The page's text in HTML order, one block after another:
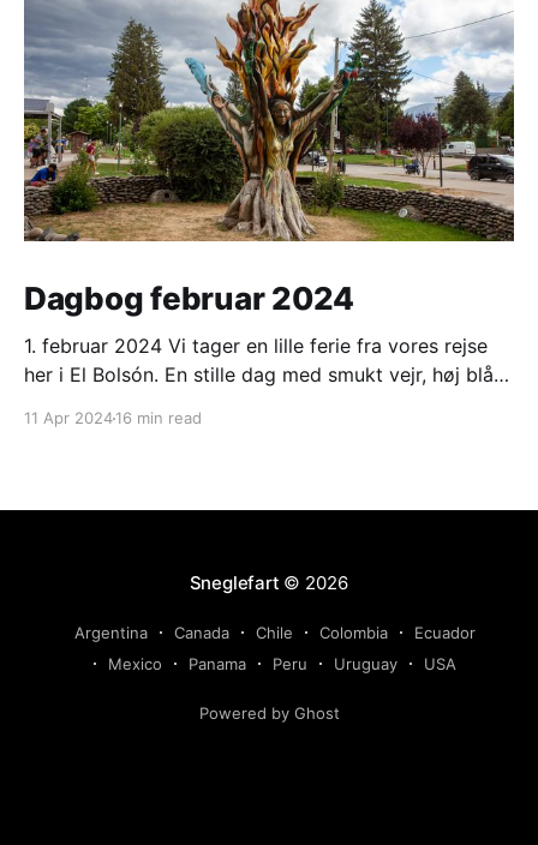
Dagbog februar 2024
1. februar 2024 Vi tager en lille ferie fra vores rejse
her i El Bolsón. En stille dag med smukt vejr, høj blå
om morgenen. 2. februar 2024 Ligesom i går. Ranveg
11 Apr 202416 min read
Sneglefart © 2026
Argentina Canada Chile Colombia
Ecuador
Mexico
Panama Peru Uruguay USA
Powered by Ghost